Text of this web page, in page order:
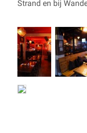
Strand en bij